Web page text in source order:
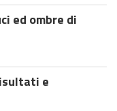
ed ombre di
e